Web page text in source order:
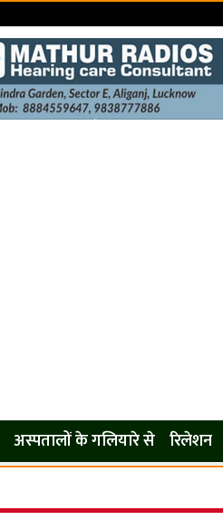
अस्पतालों के गलियारे से रिलेशन